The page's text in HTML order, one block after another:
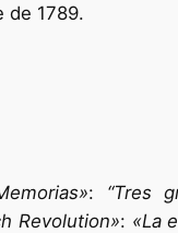
de 1789.
: “Tres
Revolution»: «La